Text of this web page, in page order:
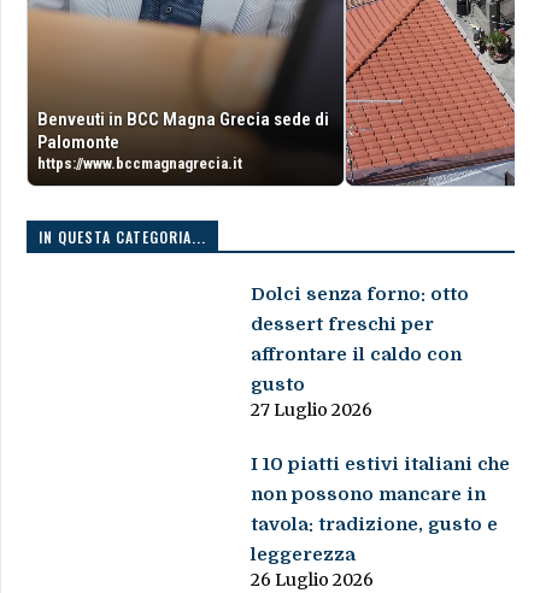
Benveuti in BCC Magna Grecia sede di
Palomonte
https://www.bccmagnagrecia.it
IN QUESTA CATEGORIA...
Dolci senza forno: otto
dessert freschi per
affrontare il caldo con
gusto
27 Luglio 2026
I 10 piatti estivi italiani che
non possono mancare in
tavola: tradizione, gusto e
leggerezza
26 Luglio 2026